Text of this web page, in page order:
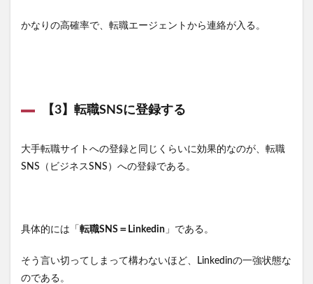
かなりの高確率で、転職エージェントから連絡が入る。
【3】転職SNSに登録する
大手転職サイトへの登録と同じくらいに効果的なのが、転職
SNS（ビジネスSNS）への登録である。
具体的には「 転職SNS＝Linkedin 」である。
そう言い切ってしまって構わないほど、Linkedinの一強状態な
のである。